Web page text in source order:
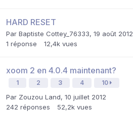
HARD RESET
Par Baptiste Cottey_76333, 19 août 2012
1 réponse 12,4k vues
xoom 2 en 4.0.4 maintenant?
1 2 3 4 10
Par Zouzou Land, 10 juillet 2012
242 réponses 52,2k vues